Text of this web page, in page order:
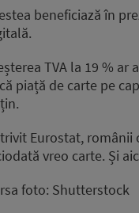
beneficiază în
TVA la 19 %
piață de carte pe
Eurostat, românii
vreo carte. Și
foto: Shutterstock